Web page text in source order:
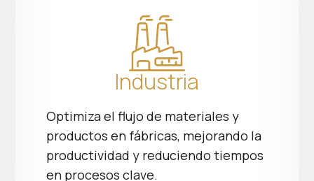
Industria
Optimiza el flujo de materiales y
productos en fábricas, mejorando la
productividad y reduciendo tiempos
en procesos clave.